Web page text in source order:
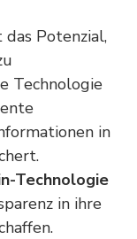
das Potenzial,
Technologie
in
Technologie
in ihre